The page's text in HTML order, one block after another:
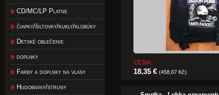
CD/MC/LP Platne
čiapky/šiltovky/kukly/klobúky
Detské oblečenie
doplnky
Farby a doplnky na vlasy
Hudobniny/struny
CENA:
18,35 € (458,67 Kč)